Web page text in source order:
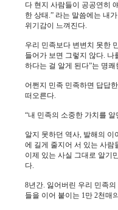
다 현지 사람들이 공공연히
한 상태.” 라는 말씀에는 내
위기감이 느껴진다.
우리 민족보다 변변치 못한
들어가 보면 그렇지 않다.
하다는 걸 알게 된다”는 명
어쩐지 민족 민족하면 답답
떠오른다.
“내 민족의 소중한 가치를
알지 못하던 역사, 발해의 이
에 길게 줄지어 서 있는 사람
이제 있는 사실 그대로 알기
다.
8년간. 잃어버린 우리 민족
들을 이어 붙이는 1만 2천매